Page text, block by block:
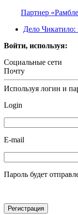
Партнер
Дело Чикатило:
Войти, используя:
Социальные сети
Почту
Используя логин и
Login
E-mail
Пароль будет